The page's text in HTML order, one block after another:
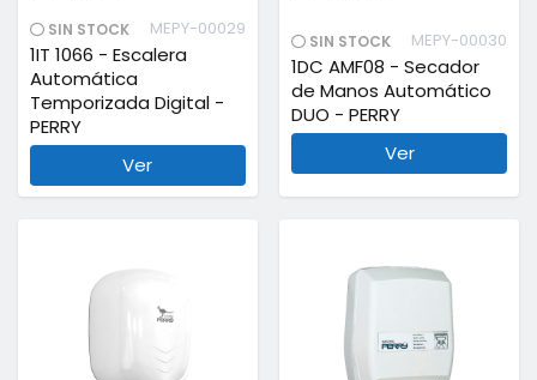
SIN STOCK MEPY-00029
1IT 1066 - Escalera
Automática
Temporizada Digital -
PERRY
Ver
SIN STOCK MEPY-00030
1DC AMF08 - Secador
de Manos Automático
DUO - PERRY
Ver